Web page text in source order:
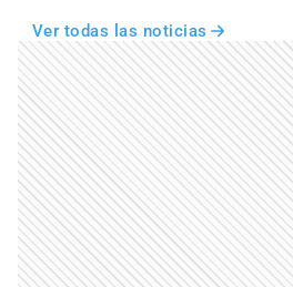
Ver todas las noticias